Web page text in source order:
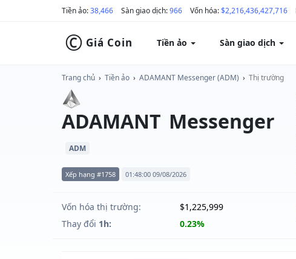
Tiền ảo:38,466 Sàn giao dịch:966 Vốn hóa:$2,216,436,427,716
© Giá Coin Tiền ảo Sàn giao dịch
Trang chủ › Tiền ảo › ADAMANT Messenger (ADM) › Thị trường
ADAMANT Messenger
ADM
Xếp hạng #1758 01:48:00 09/08/2026
Vốn hóa thị trường: $1,225,999
Thay đổi 1h: 0.23%